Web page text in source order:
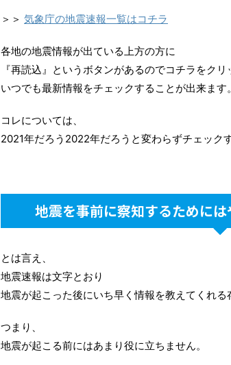
＞＞ 気象庁の地震速報一覧はコチラ
各地の地震情報が出ている上方の方に
『再読込』というボタンがあるのでコチラをク
いつでも最新情報をチェックすることが出来ます。
コレについては、
2021年だろう2022年だろうと変わらずチェック
地震を事前に察知するために
とは言え、
地震速報は文字とおり
地震が起こった後にいち早く情報を教えてくれる
つまり、
地震が起こる前にはあまり役に立ちません。